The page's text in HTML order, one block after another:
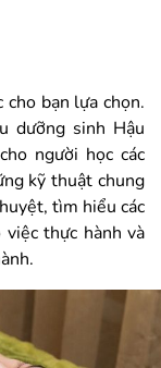
bạn lựa chọn.
dưỡng sinh Hậu
người học các
kỹ thuật chung
tìm hiểu các
thực hành và